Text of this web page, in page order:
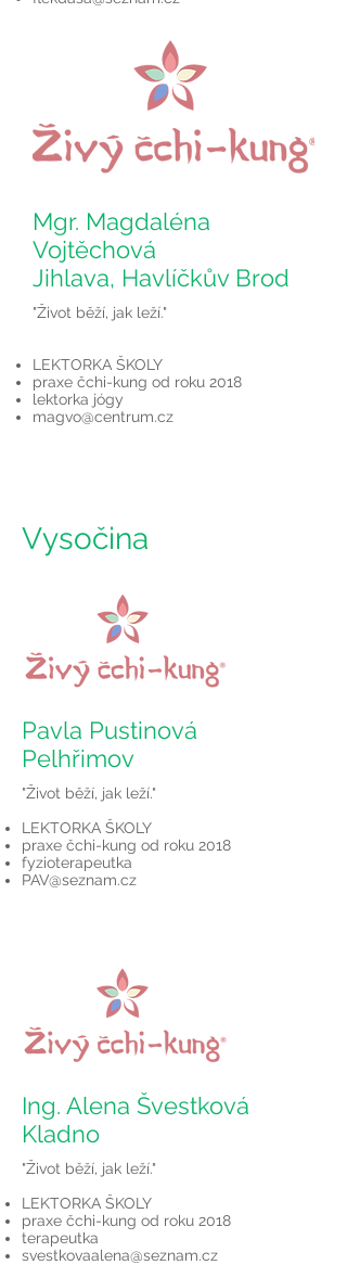
Mgr. Magdaléna
Vojtěchová
Jihlava, Havlíčkův Brod
"Život běží, jak leží."
LEKTORKA ŠKOLY
praxe čchi-kung od roku 2018
lektorka jógy
magvo@centrum.cz
Vysočina
Pavla Pustinová
Pelhřimov
"Život běží, jak leží."
LEKTORKA ŠKOLY
praxe čchi-kung od roku 2018
fyzioterapeutka
PAV@seznam.cz
Ing. Alena Švestková
Kladno
"Život běží, jak leží."
LEKTORKA ŠKOLY
praxe čchi-kung od roku 2018
terapeutka
svestkovaalena@seznam.cz